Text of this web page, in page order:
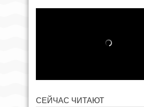
СЕЙЧАС ЧИТАЮТ